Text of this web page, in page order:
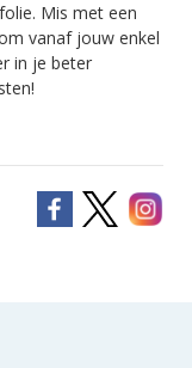
Mis met een
vanaf jouw enkel
in je beter